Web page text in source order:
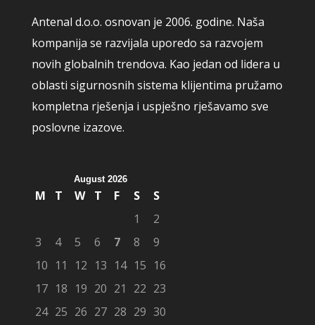
Antenal d.o.o. osnovan je 2006. godine. Naša
kompanija se razvijala uporedo sa razvojem
novih globalnih trendova. Kao jedan od lidera u
oblasti sigurnosnih sistema klijentima pružamo
kompletna rješenja i uspješno rješavamo sve
poslovne izazove.
August 2026
M T W T F S
S
1
2
3
4 5 6 7 8
9
10 11 12 13 14 15 16
17 18 19 20 21 22 23
24 25 26 27 28 29 30